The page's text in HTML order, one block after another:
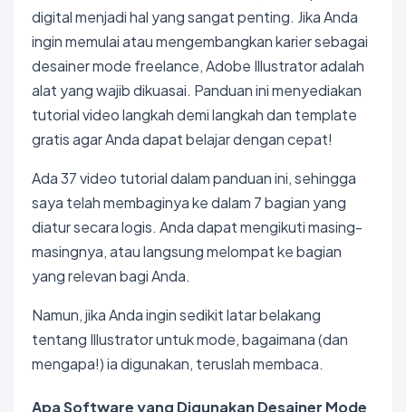
digital menjadi hal yang sangat penting. Jika Anda
ingin memulai atau mengembangkan karier sebagai
desainer mode freelance, Adobe Illustrator adalah
alat yang wajib dikuasai. Panduan ini menyediakan
tutorial video langkah demi langkah dan template
gratis agar Anda dapat belajar dengan cepat!
Ada 37 video tutorial dalam panduan ini, sehingga
saya telah membaginya ke dalam 7 bagian yang
diatur secara logis. Anda dapat mengikuti masing-
masingnya, atau langsung melompat ke bagian
yang relevan bagi Anda.
Namun, jika Anda ingin sedikit latar belakang
tentang Illustrator untuk mode, bagaimana (dan
mengapa!) ia digunakan, teruslah membaca.
Apa Software yang Digunakan Desainer Mode